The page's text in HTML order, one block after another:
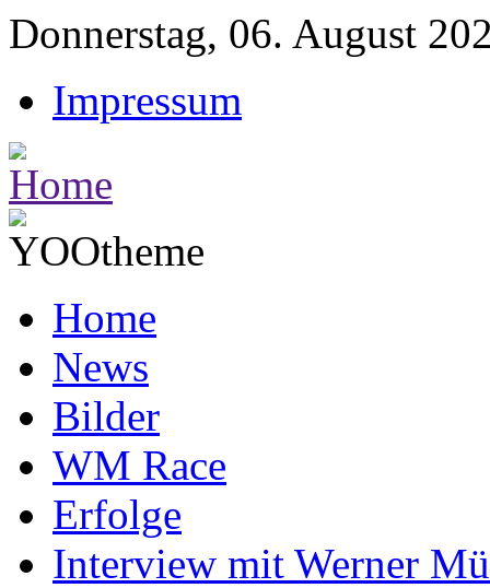
Donnerstag, 06. August
Impressum
Home
News
Bilder
WM Race
Erfolge
Interview mit Werner